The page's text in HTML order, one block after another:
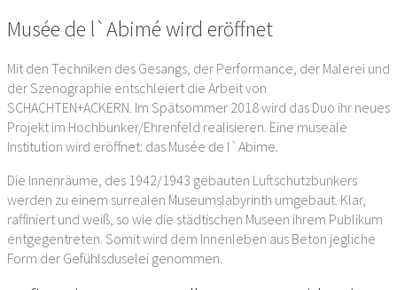
Musée de l`Abimé wird eröffnet
Mit den Techniken des Gesangs, der Performance, der Malerei und
der Szenographie entschleiert die Arbeit von
SCHACHTEN+ACKERN. Im Spätsommer 2018 wird das Duo ihr neues
Projekt im Hochbunker/Ehrenfeld realisieren. Eine museale
Institution wird eröffnet: das Musée de l`Abime.
Die Innenräume, des 1942/1943 gebauten Luftschutzbunkers
werden zu einem surrealen Museumslabyrinth umgebaut. Klar,
raffiniert und weiß, so wie die städtischen Museen ihrem Publikum
entgegentreten. Somit wird dem Innenleben aus Beton jegliche
Form der Gefühlsduselei genommen.